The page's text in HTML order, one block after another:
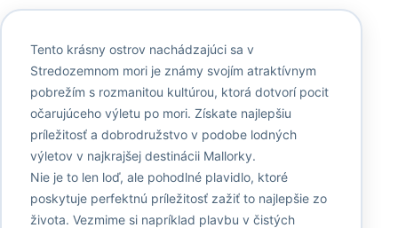
Tento krásny ostrov nachádzajúci sa v
Stredozemnom mori je známy svojím atraktívnym
pobrežím s rozmanitou kultúrou, ktorá dotvorí pocit
očarujúceho výletu po mori. Získate najlepšiu
príležitosť a dobrodružstvo v podobe lodných
výletov v najkrajšej destinácii Mallorky.
Nie je to len loď, ale pohodlné plavidlo, ktoré
poskytuje perfektnú príležitosť zažiť to najlepšie zo
života. Vezmime si napríklad plavbu v čistých